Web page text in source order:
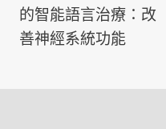
章
導
的智能語言治療：改
善神經系統功能